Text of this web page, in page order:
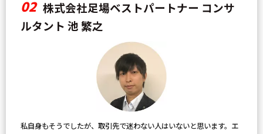
02 株式会社足場ベストパートナー コンサ
ルタント 池 繁之
私自身もそうでしたが、取引先で迷わない人はいないと思います。エ